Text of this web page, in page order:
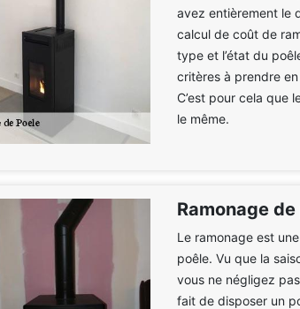
avez entièrement le
calcul de coût de
type et l’état du
critères à prendre
C’est pour cela que
le même.
Ramonage
Le ramonage est
poêle. Vu que la
vous ne négligez
fait de disposer un